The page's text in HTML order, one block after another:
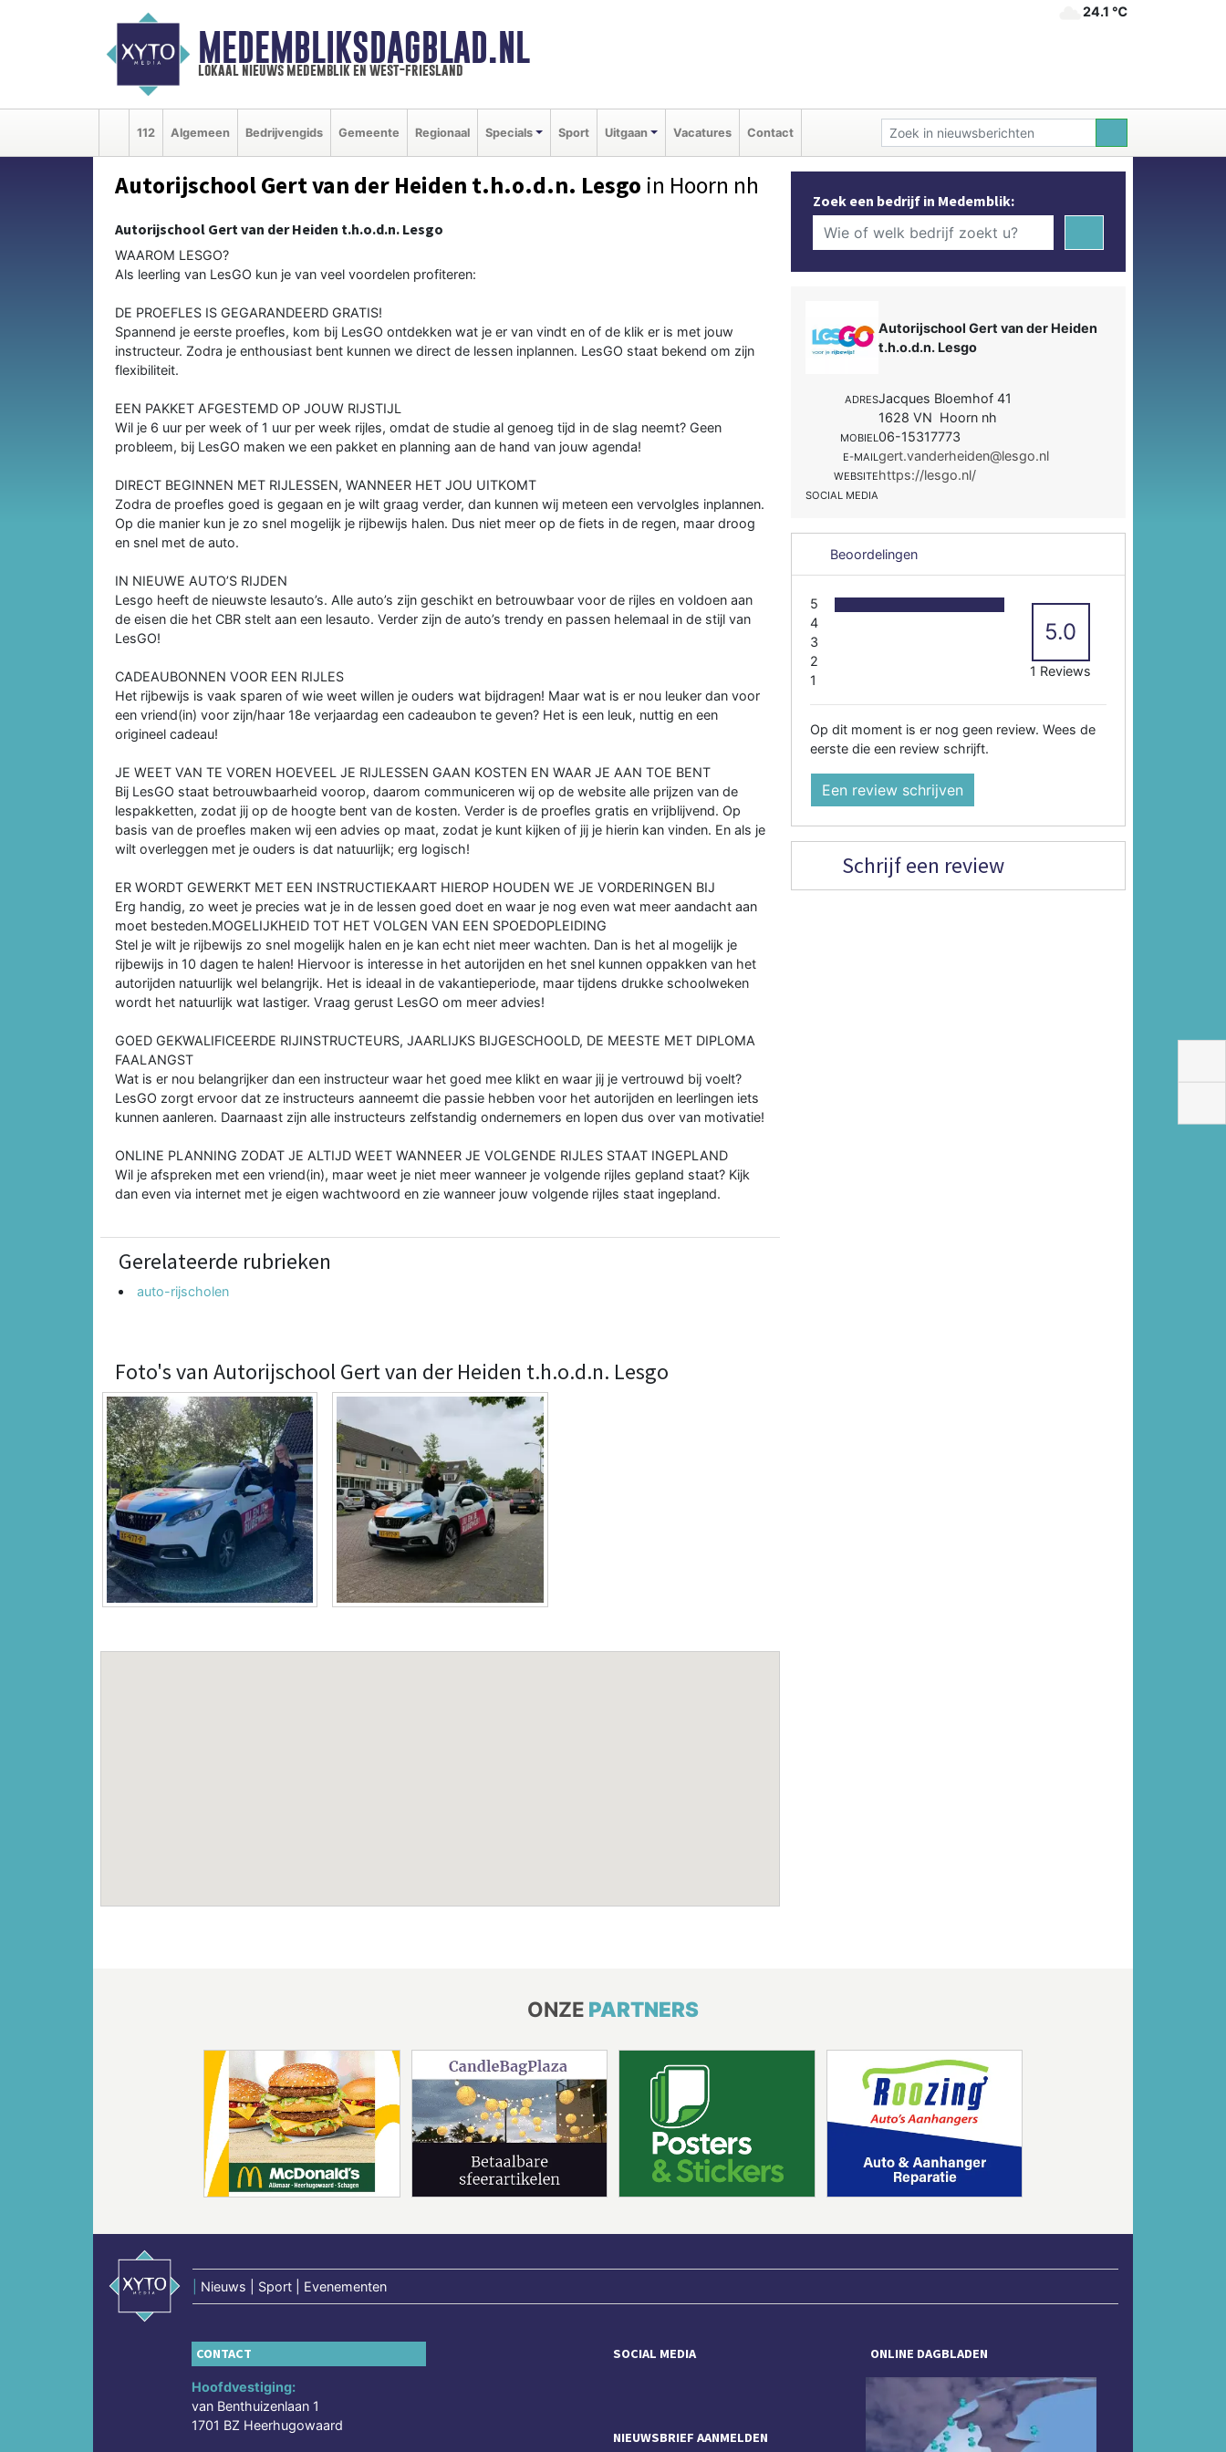
MEDEMBLIKSDAGBLAD.NL
lokaal nieuws medemblik en west-friesland
24.1 ℃
112 Algemeen Bedrijvengids Gemeente Regionaal Specials Sport Uitgaan Vacatures Contact
Autorijschool Gert van der Heiden t.h.o.d.n. Lesgo in Hoorn nh
Autorijschool Gert van der Heiden t.h.o.d.n. Lesgo
WAAROM LESGO?
Als leerling van LesGO kun je van veel voordelen profiteren:
DE PROEFLES IS GEGARANDEERD GRATIS!
Spannend je eerste proefles, kom bij LesGO ontdekken wat je er van vindt en of de klik er is met jouw
instructeur. Zodra je enthousiast bent kunnen we direct de lessen inplannen. LesGO staat bekend om zijn
flexibiliteit.
EEN PAKKET AFGESTEMD OP JOUW RIJSTIJL
Wil je 6 uur per week of 1 uur per week rijles, omdat de studie al genoeg tijd in de slag neemt? Geen
probleem, bij LesGO maken we een pakket en planning aan de hand van jouw agenda!
DIRECT BEGINNEN MET RIJLESSEN, WANNEER HET JOU UITKOMT
Zodra de proefles goed is gegaan en je wilt graag verder, dan kunnen wij meteen een vervolgles inplannen.
Op die manier kun je zo snel mogelijk je rijbewijs halen. Dus niet meer op de fiets in de regen, maar droog
en snel met de auto.
IN NIEUWE AUTO’S RIJDEN
Lesgo heeft de nieuwste lesauto’s. Alle auto’s zijn geschikt en betrouwbaar voor de rijles en voldoen aan
de eisen die het CBR stelt aan een lesauto. Verder zijn de auto’s trendy en passen helemaal in de stijl van
LesGO!
CADEAUBONNEN VOOR EEN RIJLES
Het rijbewijs is vaak sparen of wie weet willen je ouders wat bijdragen! Maar wat is er nou leuker dan voor
een vriend(in) voor zijn/haar 18e verjaardag een cadeaubon te geven? Het is een leuk, nuttig en een
origineel cadeau!
JE WEET VAN TE VOREN HOEVEEL JE RIJLESSEN GAAN KOSTEN EN WAAR JE AAN TOE BENT
Bij LesGO staat betrouwbaarheid voorop, daarom communiceren wij op de website alle prijzen van de
lespakketten, zodat jij op de hoogte bent van de kosten. Verder is de proefles gratis en vrijblijvend. Op
basis van de proefles maken wij een advies op maat, zodat je kunt kijken of jij je hierin kan vinden. En als je
wilt overleggen met je ouders is dat natuurlijk; erg logisch!
ER WORDT GEWERKT MET EEN INSTRUCTIEKAART HIEROP HOUDEN WE JE VORDERINGEN BIJ
Erg handig, zo weet je precies wat je in de lessen goed doet en waar je nog even wat meer aandacht aan
moet besteden.MOGELIJKHEID TOT HET VOLGEN VAN EEN SPOEDOPLEIDING
Stel je wilt je rijbewijs zo snel mogelijk halen en je kan echt niet meer wachten. Dan is het al mogelijk je
rijbewijs in 10 dagen te halen! Hiervoor is interesse in het autorijden en het snel kunnen oppakken van het
autorijden natuurlijk wel belangrijk. Het is ideaal in de vakantieperiode, maar tijdens drukke schoolweken
wordt het natuurlijk wat lastiger. Vraag gerust LesGO om meer advies!
GOED GEKWALIFICEERDE RIJINSTRUCTEURS, JAARLIJKS BIJGESCHOOLD, DE MEESTE MET DIPLOMA
FAALANGST
Wat is er nou belangrijker dan een instructeur waar het goed mee klikt en waar jij je vertrouwd bij voelt?
LesGO zorgt ervoor dat ze instructeurs aanneemt die passie hebben voor het autorijden en leerlingen iets
kunnen aanleren. Daarnaast zijn alle instructeurs zelfstandig ondernemers en lopen dus over van motivatie!
ONLINE PLANNING ZODAT JE ALTIJD WEET WANNEER JE VOLGENDE RIJLES STAAT INGEPLAND
Wil je afspreken met een vriend(in), maar weet je niet meer wanneer je volgende rijles gepland staat? Kijk
dan even via internet met je eigen wachtwoord en zie wanneer jouw volgende rijles staat ingepland.
Gerelateerde rubrieken
auto-rijscholen
Foto's van Autorijschool Gert van der Heiden t.h.o.d.n. Lesgo
Zoek een bedrijf in Medemblik:
Autorijschool Gert van der Heiden
t.h.o.d.n. Lesgo
ADRESJacques Bloemhof 41
1628 VN Hoorn nh
MOBIEL06-15317773
E-MAILgert.vanderheiden@lesgo.nl
WEBSITEhttps://lesgo.nl/
SOCIAL MEDIA
Beoordelingen
5
4
3
2
1
5.0
1 Reviews
Op dit moment is er nog geen review. Wees de
eerste die een review schrijft.
Een review schrijven
Schrijf een review
ONZE PARTNERS
Nieuws | Sport | Evenementen
CONTACT
Hoofdvestiging:
van Benthuizenlaan 1
1701 BZ Heerhugowaard
SOCIAL MEDIA
NIEUWSBRIEF AANMELDEN
ONLINE DAGBLADEN